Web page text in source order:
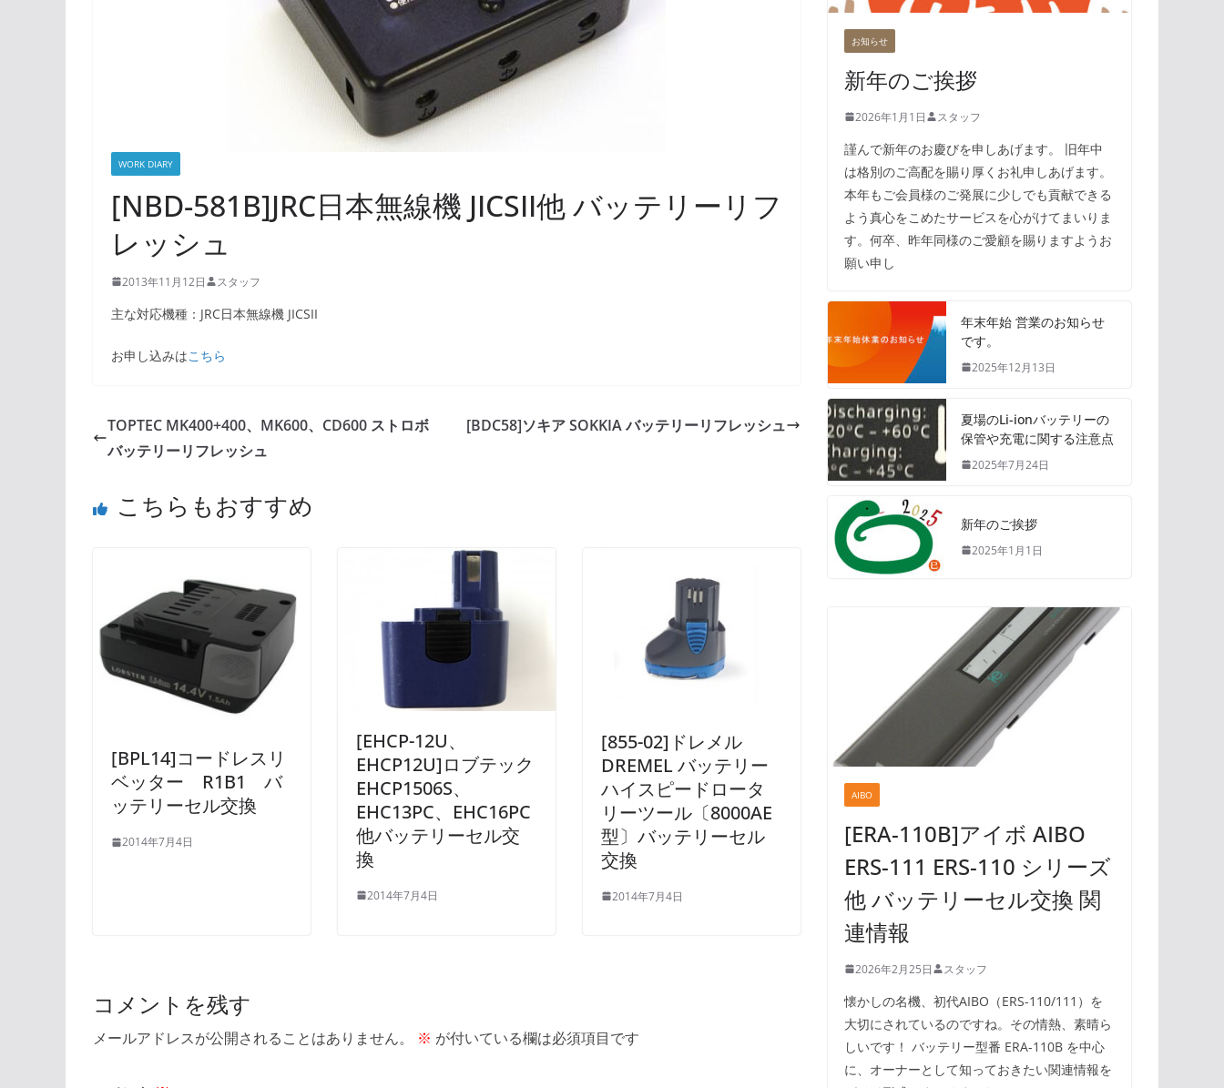
WORK DIARY
[NBD-581B]JRC日本無線機 JICSII他 バッテリーリフ
レッシュ
2013年11月12日 スタッフ
主な対応機種：JRC日本無線機 JICSII
お申し込みはこちら
TOPTEC MK400+400、MK600、CD600 ストロボ
バッテリーリフレッシュ
[BDC58]ソキア SOKKIA バッテリーリフレッシュ
こちらもおすすめ
[BPL14]コードレスリ
ベッター R1B1 バ
ッテリーセル交換
2014年7月4日
[EHCP-12U、
EHCP12U]ロブテック
EHCP1506S、
EHC13PC、EHC16PC
他バッテリーセル交
換
2014年7月4日
[855-02]ドレメル
DREMEL バッテリー
ハイスピードロータ
リーツール〔8000AE
型〕バッテリーセル
交換
2014年7月4日
コメントを残す
メールアドレスが公開されることはありません。 ※ が付いている欄は必須項目です
お知らせ
新年のご挨拶
2026年1月1日 スタッフ
謹んで新年のお慶びを申しあげます。 旧年中
は格別のご高配を賜り厚くお礼申しあげます。
本年もご会員様のご発展に少しでも貢献できる
よう真心をこめたサービスを心がけてまいりま
す。何卒、昨年同様のご愛顧を賜りますようお
願い申し
年末年始 営業のお知らせ
です。
2025年12月13日
夏場のLi-ionバッテリーの
保管や充電に関する注意点
2025年7月24日
新年のご挨拶
2025年1月1日
AIBO
[ERA-110B]アイボ AIBO
ERS-111 ERS-110 シリーズ
他 バッテリーセル交換 関
連情報
2026年2月25日 スタッフ
懐かしの名機、初代AIBO（ERS-110/111）を
大切にされているのですね。その情熱、素晴ら
しいです！ バッテリー型番 ERA-110B を中心
に、オーナーとして知っておきたい関連情報を